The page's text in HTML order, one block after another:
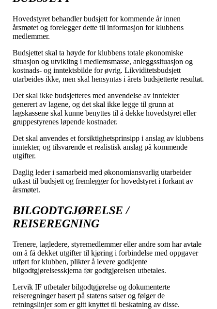
Hovedstyret behandler budsjett for kommende år innen
årsmøtet og forelegger dette til informasjon for klubbens
medlemmer.
Budsjettet skal ta høyde for klubbens totale økonomiske
situasjon og utvikling i medlemsmasse, anleggssituasjon og
kostnads- og inntektsbilde for øvrig. Likviditetsbudsjett
utarbeides ikke, men skal hensyntas i årets budsjetterte resultat.
Det skal ikke budsjetteres med anvendelse av inntekter
generert av lagene, og det skal ikke legge til grunn at
lagskassene skal kunne benyttes til å dekke hovedstyret eller
gruppestyrenes løpende kostnader.
Det skal anvendes et forsiktighetsprinsipp i anslag av klubbens
inntekter, og tilsvarende et realistisk anslag på kommende
utgifter.
Daglig leder i samarbeid med økonomiansvarlig utarbeider
utkast til budsjett og fremlegger for hovedstyret i forkant av
årsmøtet.
BILGODTGJØRELSE /
REISEREGNING
Trenere, lagledere, styremedlemmer eller andre som har avtale
om å få dekket utgifter til kjøring i forbindelse med oppgaver
utført for klubben, plikter å levere godkjente
bilgodtgjørelsesskjema før godtgjørelsen utbetales.
Lervik IF utbetaler bilgodtgjørelse og dokumenterte
reiseregninger basert på statens satser og følger de
retningslinjer som er gitt knyttet til beskatning av disse.